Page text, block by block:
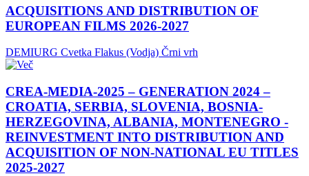
ACQUISITIONS AND DISTRIBUTION OF
EUROPEAN FILMS 2026-2027
DEMIURG Cvetka Flakus (Vodja) Črni vrh
CREA-MEDIA-2025 – GENERATION 2024 –
CROATIA, SERBIA, SLOVENIA, BOSNIA-
HERZEGOVINA, ALBANIA, MONTENEGRO -
REINVESTMENT INTO DISTRIBUTION AND
ACQUISITION OF NON-NATIONAL EU TITLES
2025-2027